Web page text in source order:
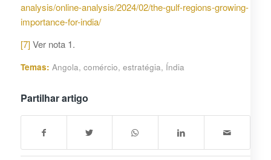
analysis/online-analysis/2024/02/the-gulf-regions-growing-
importance-for-india/
[7]Ver nota 1.
Temas: Angola, comércio, estratégia, Índia
Partilhar artigo